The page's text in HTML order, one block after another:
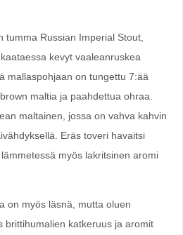
tumma Russian Imperial Stout,
kevyt vaaleanruskea
mallaspohjaan on tungettu 7:ää
maltia ja paahdettua ohraa.
maltainen, jossa on vahva kahvin
Eräs toveri havaitsi
myös lakritsinen aromi
on myös läsnä, mutta oluen
brittihumalien katkeruus ja aromit